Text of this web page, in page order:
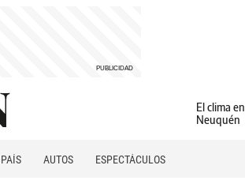
El clima en
Neuquén
PAÍS AUTOS
ESPECTÁCULOS